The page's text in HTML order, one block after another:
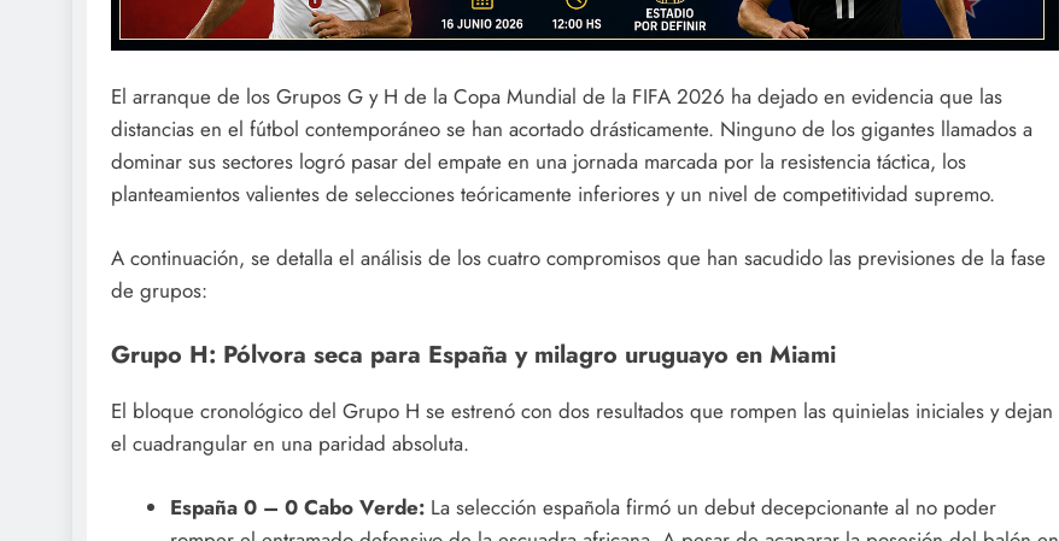
El arranque de los Grupos G y H de la Copa Mundial de la FIFA 2026 ha dejado en evidencia que las
distancias en el fútbol contemporáneo se han acortado drásticamente. Ninguno de los gigantes llamados a
dominar sus sectores logró pasar del empate en una jornada marcada por la resistencia táctica, los
planteamientos valientes de selecciones teóricamente inferiores y un nivel de competitividad supremo.
A continuación, se detalla el análisis de los cuatro compromisos que han sacudido las previsiones de la fase
de grupos:
Grupo H: Pólvora seca para España y milagro uruguayo en Miami
El bloque cronológico del Grupo H se estrenó con dos resultados que rompen las quinielas iniciales y dejan
el cuadrangular en una paridad absoluta.
España 0 – 0 Cabo Verde:La selección española firmó un debut decepcionante al no poder